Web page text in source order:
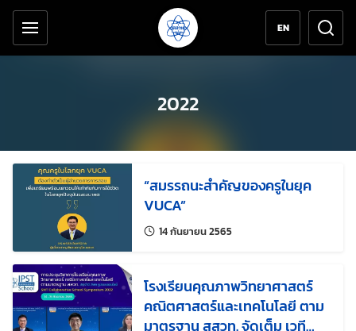
ข้ามไปยังเนื้อหาหลัก
เครื่องมือช่วยเหลือ
EN
2022
“สมรรถนะสำคัญของครูในยุค
VUCA”
14 กันยายน 2565แก้ไขล่าสุดเมื่อ:
โรงเรียนคุณภาพวิทยาศาสตร์
คณิตศาสตร์และเทคโนโลยี ตาม
มาตรฐาน สสวท. จัดเต็ม เวที